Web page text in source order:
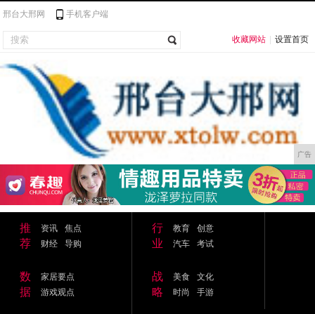
邢台大邢网 手机客户端
收藏网站 设置首页
广告
推
荐
资讯
焦点
财经
导购
行
业
教育
创意
汽车
考试
数
据
家居要点
游戏观点
战
略
美食
文化
时尚
手游